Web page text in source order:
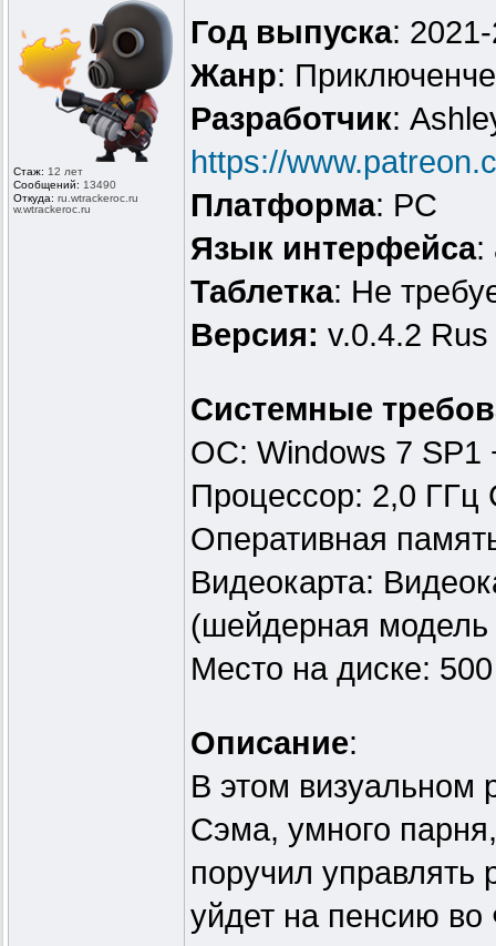
Стаж: 12 лет
Сообщений: 13490
Откуда: ru.wtrackeroc.ru
w.wtrackeroc .ru
Год выпуска:
Жанр:
Разработчик:
https://
Платформа: PC
Язык интерфейса:
Таблeтка: Не
Версия: v.0.4.2
Системные
ОС: Windows 7 SP1
Процессор: 2,0 ГГц
Оперативная
Видеокарта:
(шейдерная модель
Место на диске:
Описание:
В этом визуальном
Сэма, умного
поручил
уйдет на пенсию